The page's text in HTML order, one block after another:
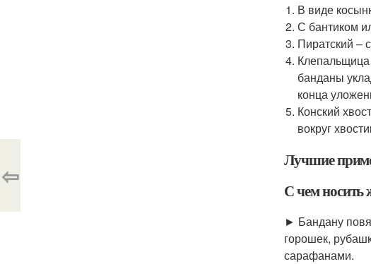
В виде
С бантиком
Пиратский –
Клепальщица
банданы
конца
Конский
вокруг
Лучшие
С чем носить
► Бандану
горошек,
сарафанами.
⇦